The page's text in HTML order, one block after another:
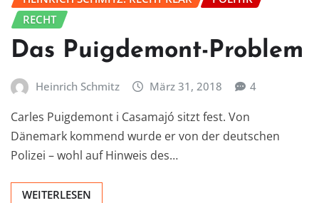
RECHT
Das Puigdemont-Problem
Heinrich Schmitz März 31, 2018 4
Carles Puigdemont i Casamajó sitzt fest. Von
Dänemark kommend wurde er von der deutschen
Polizei – wohl auf Hinweis des…
WEITERLESEN